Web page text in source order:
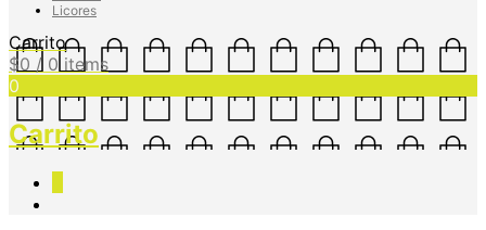
Licores
Carrito
$0 / 0 items
0
Carrito